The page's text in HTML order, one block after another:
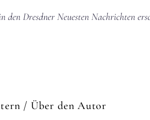
den Dresdner Neuesten Nachrichten
/ Über den Autor